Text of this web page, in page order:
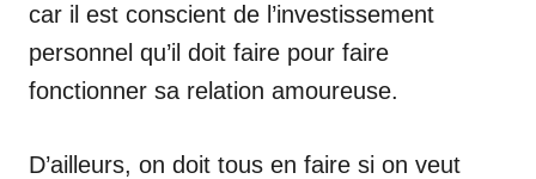
car il est conscient de l’investissement
personnel qu’il doit faire pour faire
fonctionner sa relation amoureuse.
D’ailleurs, on doit tous en faire si on veut